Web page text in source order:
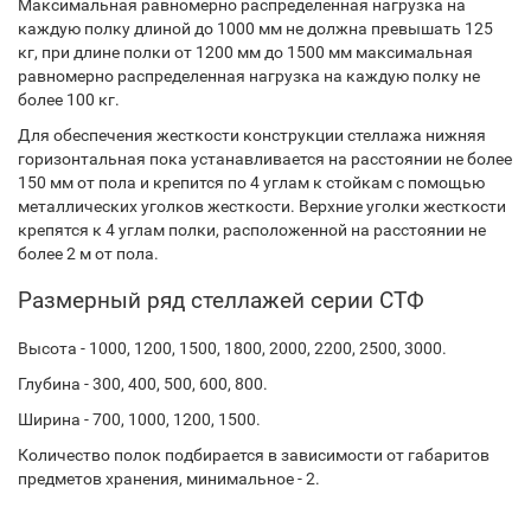
Максимальная равномерно распределенная нагрузка на
каждую полку длиной до 1000 мм не должна превышать 125
кг, при длине полки от 1200 мм до 1500 мм максимальная
равномерно распределенная нагрузка на каждую полку не
более 100 кг.
Для обеспечения жесткости конструкции стеллажа нижняя
горизонтальная пока устанавливается на расстоянии не более
150 мм от пола и крепится по 4 углам к стойкам с помощью
металлических уголков жесткости. Верхние уголки жесткости
крепятся к 4 углам полки, расположенной на расстоянии не
более 2 м от пола.
Размерный ряд стеллажей серии СТФ
Высота - 1000, 1200, 1500, 1800, 2000, 2200, 2500, 3000.
Глубина - 300, 400, 500, 600, 800.
Ширина - 700, 1000, 1200, 1500.
Количество полок подбирается в зависимости от габаритов
предметов хранения, минимальное - 2.